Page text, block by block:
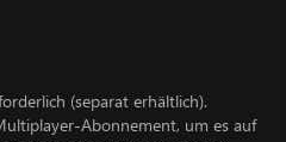
(separat erhältlich).
Abonnement, um es auf